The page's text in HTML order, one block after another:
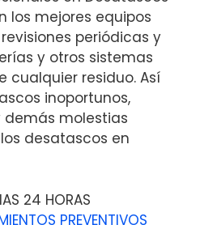
los mejores equipos
periódicas y
y otros sistemas
cualquier residuo. Así
inoportunos,
demás molestias
desatascos en
24 HORAS
PREVENTIVOS